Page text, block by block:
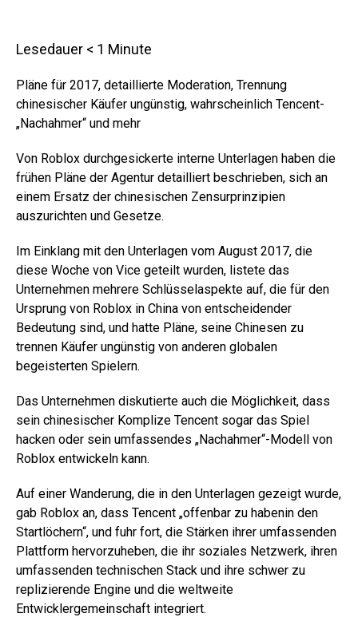
Lesedauer < 1 Minute
Pläne für 2017, detaillierte Moderation, Trennung
chinesischer Käufer ungünstig, wahrscheinlich Tencent-
„Nachahmer“ und mehr
Von Roblox durchgesickerte interne Unterlagen haben die
frühen Pläne der Agentur detailliert beschrieben, sich an
einem Ersatz der chinesischen Zensurprinzipien
auszurichten und Gesetze.
Im Einklang mit den Unterlagen vom August 2017, die
diese Woche von Vice geteilt wurden, listete das
Unternehmen mehrere Schlüsselaspekte auf, die für den
Ursprung von Roblox in China von entscheidender
Bedeutung sind, und hatte Pläne, seine Chinesen zu
trennen Käufer ungünstig von anderen globalen
begeisterten Spielern.
Das Unternehmen diskutierte auch die Möglichkeit, dass
sein chinesischer Komplize Tencent sogar das Spiel
hacken oder sein umfassendes „Nachahmer“-Modell von
Roblox entwickeln kann.
Auf einer Wanderung, die in den Unterlagen gezeigt wurde,
gab Roblox an, dass Tencent „offenbar zu habenin den
Startlöchern“, und fuhr fort, die Stärken ihrer umfassenden
Plattform hervorzuheben, die ihr soziales Netzwerk, ihren
umfassenden technischen Stack und ihre schwer zu
replizierende Engine und die weltweite
Entwicklergemeinschaft integriert.